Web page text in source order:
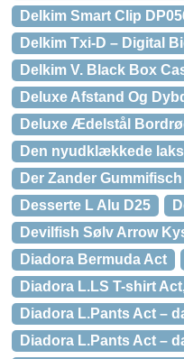
Delkim Smart Clip
Delkim Txi-D – Digital
Delkim V. Black Box
Deluxe Afstand Og
Deluxe Ædelstål
Den nyudklækkede
Der Zander
Desserte L Alu D25
Devilfish Sølv Arrow
Diadora Bermuda Act
Diadora L.LS T-shirt
Diadora L.Pants Act –
Diadora L.Pants Act –